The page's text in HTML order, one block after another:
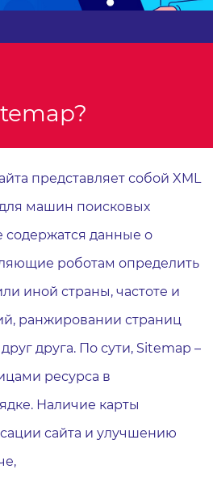
представляет собой XML
машин поисковых
содержатся данные о
роботам определить
иной страны, частоте и
ранжировании страниц
друга. По сути, Sitemap –
ресурса в
Наличие карты
сайта и улучшению